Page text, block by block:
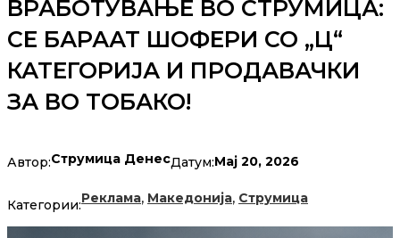
ВРАБОТУВАЊЕ ВО СТРУМИЦА:
СЕ БАРААТ ШОФЕРИ СО „Ц“
КАТЕГОРИЈА И ПРОДАВАЧКИ
ЗА ВО ТОБАКО!
Автор:Струмица ДенесДатум:Мај 20, 2026
Категории:Реклама, Македонија, Струмица